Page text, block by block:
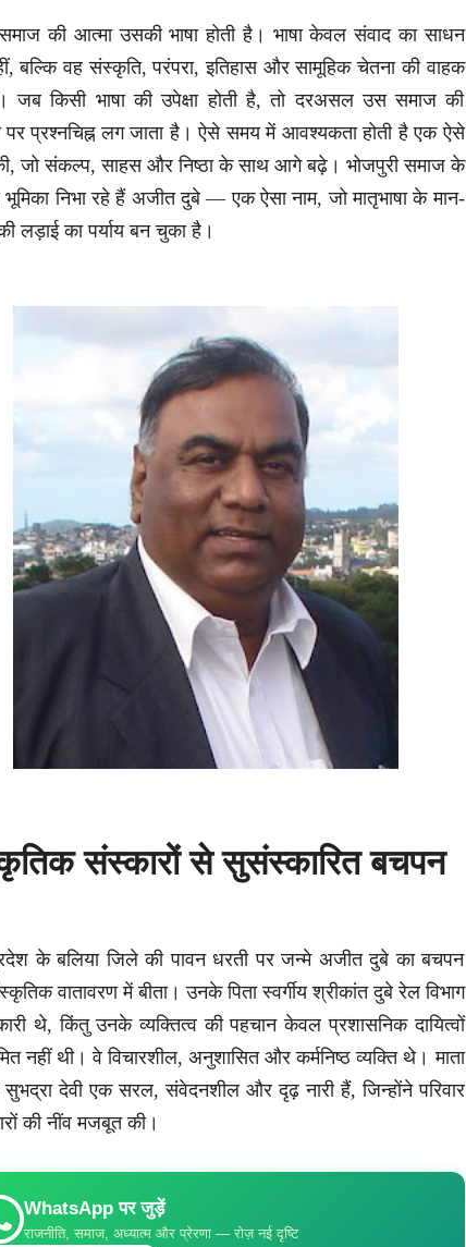
की आत्मा उसकी भाषा होती है। भाषा केवल संवाद का साधन
बल्कि वह संस्कृति, परंपरा, इतिहास और सामूहिक चेतना की वाहक
जब किसी भाषा की उपेक्षा होती है, तो दरअसल उस समाज की
पर प्रश्नचिह्न लग जाता है। ऐसे समय में आवश्यकता होती है एक ऐसे
जो संकल्प, साहस और निष्ठा के साथ आगे बढ़े। भोजपुरी समाज के
भूमिका निभा रहे हैं अजीत दुबे — एक ऐसा नाम, जो मातृभाषा के मान-
लड़ाई का पर्याय बन चुका है।
संस्कारों से सुसंस्कारित बचपन
के बलिया जिले की पावन धरती पर जन्मे अजीत दुबे का बचपन
वातावरण में बीता। उनके पिता स्वर्गीय श्रीकांत दुबे रेल विभाग
थे, किंतु उनके व्यक्तित्व की पहचान केवल प्रशासनिक दायित्वों
नहीं थी। वे विचारशील, अनुशासित और कर्मनिष्ठ व्यक्ति थे। माता
सुभद्रा देवी एक सरल, संवेदनशील और दृढ़ नारी हैं, जिन्होंने परिवार
की नींव मजबूत की।
WhatsApp पर जुड़ें
राजनीति, समाज, अध्यात्म और प्रेरणा — रोज़ नई दृष्टि